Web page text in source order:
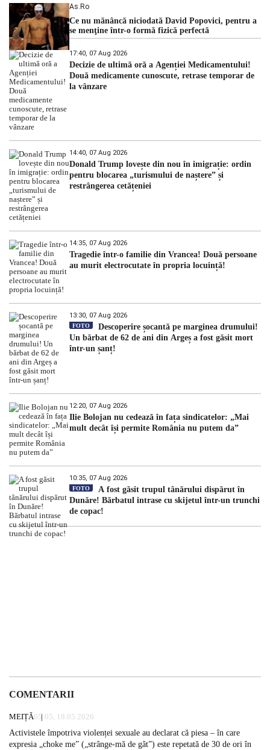
As.ro
Ce nu mănâncă niciodată David Popovici, pentru a
se menţine într-o formă fizică perfectă
17:40, 07 Aug 2026
Decizie de ultimă oră a Agenției Medicamentului!
Două medicamente cunoscute, retrase temporar de
la vânzare
14:40, 07 Aug 2026
Donald Trump lovește din nou în imigrație: ordin
pentru blocarea „turismului de naștere” și
restrângerea cetățeniei
14:35, 07 Aug 2026
Tragedie într-o familie din Vrancea! Două persoane
au murit electrocutate în propria locuință!
13:30, 07 Aug 2026
FOTO
Descoperire șocantă pe marginea drumului!
Un bărbat de 62 de ani din Argeș a fost găsit mort
într-un șanț!
12:20, 07 Aug 2026
Ilie Bolojan nu cedează în fața sindicatelor: „Mai
mult decât își permite România nu putem da”
10:35, 07 Aug 2026
FOTO
A fost găsit trupul tânărului dispărut în
Dunăre! Bărbatul intrase cu skijetul într-un trunchi
de copac!
COMENTARII
MEIȚĂ05:05, 18.05.2026
Activistele împotriva violenței sexuale au declarat că piesa – în care
expresia „choke me” („strânge-mă de gât”) este repetată de 30 de ori în